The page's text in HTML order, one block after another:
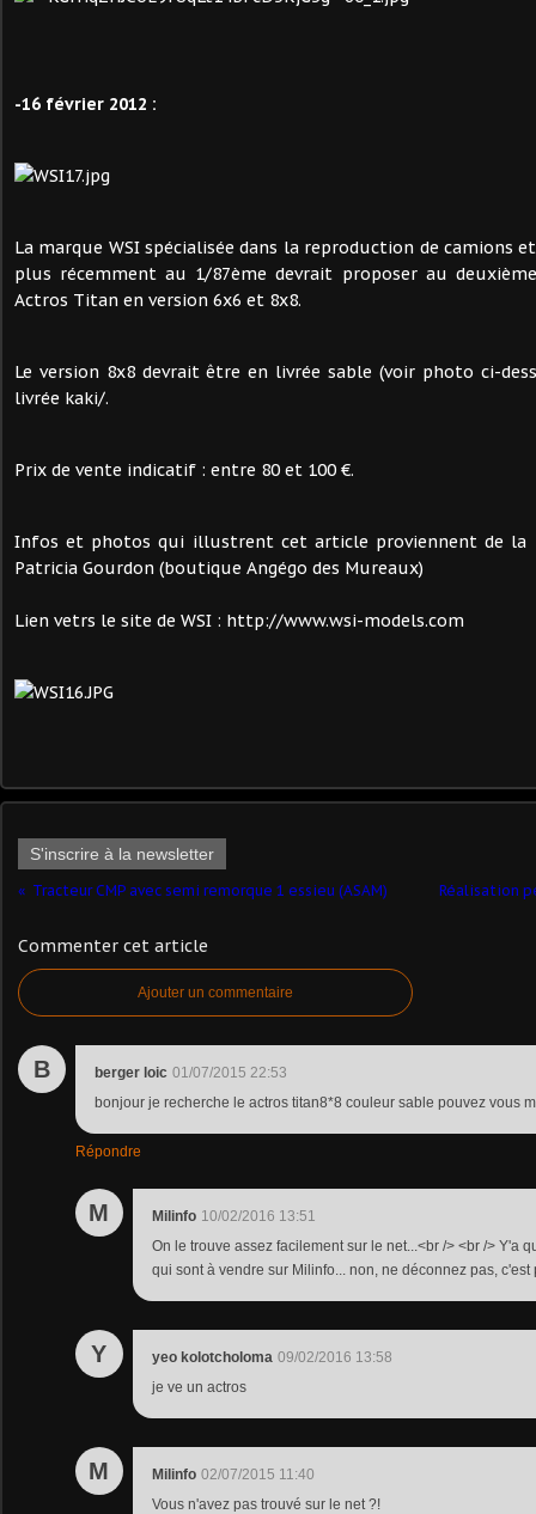
-16 février 2012 :
La marque WSI spécialisée dans la reproduction de camions
plus récemment au 1/87ème devrait proposer au
Actros Titan en version 6x6 et 8x8.
Le version 8x8 devrait être en livrée sable (voir photo ci-
livrée kaki/.
Prix de vente indicatif : entre 80 et 100 €.
Infos et photos qui illustrent cet article proviennent de la
Patricia Gourdon (boutique Angégo des Mureaux)
Lien vetrs le site de WSI : http://www.wsi-models.com
S'inscrire à la newsletter
Tracteur CMP avec semi remorque 1 essieu (ASAM) Réalisation
Commenter cet article
Ajouter un commentaire
B berger loic 01/07/2015 22:53
bonjour je recherche le actros titan8*8 couleur sable pouvez vous
Répondre
M Milinfo 10/02/2016 13:51
On le trouve assez facilement sur le net...<br /> <br /> Y'a
qui sont à vendre sur Milinfo... non, ne déconnez pas, c'est
Y yeo kolotcholoma 09/02/2016 13:58
je ve un actros
M Milinfo 02/07/2015 11:40
Vous n'avez pas trouvé sur le net ?!